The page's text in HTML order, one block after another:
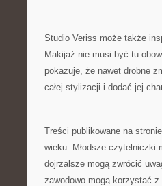
Studio Veriss może także
Makijaż nie musi być tu
pokazuje, że nawet drobne
całej stylizacji i dodać jej
Treści publikowane na
wieku. Młodsze czytelniczki
dojrzalsze mogą zwrócić
zawodowo mogą korzystać